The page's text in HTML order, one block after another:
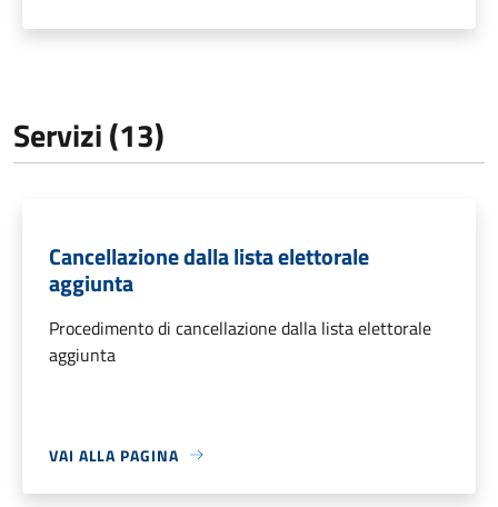
Servizi (13)
Cancellazione dalla lista elettorale
aggiunta
Procedimento di cancellazione dalla lista elettorale
aggiunta
VAI ALLA PAGINA